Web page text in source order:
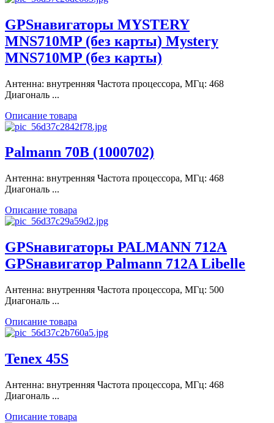
GPSнавигаторы MYSTERY
MNS710MP (без карты) Mystery
MNS710MP (без карты)
Антенна: внутренняя Частота процессора, МГц: 468
Диагональ ...
Описание товара
Palmann 70В (1000702)
Антенна: внутренняя Частота процессора, МГц: 468
Диагональ ...
Описание товара
GPSнавигаторы PALMANN 712A
GPSнавигатор Palmann 712A Libelle
Антенна: внутренняя Частота процессора, МГц: 500
Диагональ ...
Описание товара
Tenex 45S
Антенна: внутренняя Частота процессора, МГц: 468
Диагональ ...
Описание товара